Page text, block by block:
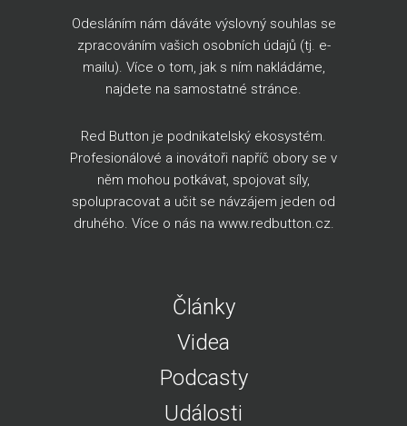
Odesláním nám dáváte výslovný souhlas se
zpracováním vašich osobních údajů (tj. e-
mailu). Více o tom, jak s ním nakládáme,
najdete na samostatné stránce.
Red Button je podnikatelský ekosystém.
Profesionálové a inovátoři napříč obory se v
něm mohou potkávat, spojovat síly,
spolupracovat a učit se návzájem jeden od
druhého. Více o nás na www.redbutton.cz.
Články
Videa
Podcasty
Události